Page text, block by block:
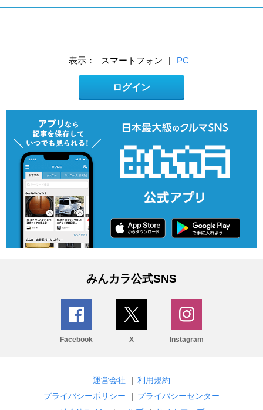
表示： スマートフォン | PC
ログイン
みんカラ公式SNS
Facebook X Instagram
運営会社 | 利用規約
プライバシーポリシー
| プライバシーセンター